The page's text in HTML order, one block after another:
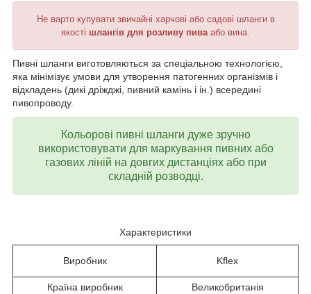
Не варто купувати звичайні харчові або садові шланги в
якості шлангів для розливу пиваабо вина.
Пивні шланги виготовляються за спеціальною технологією,
яка мінімізує умови для утворення патогенних організмів і
відкладень (дикі дріжджі, пивний камінь і ін.) всередині
пивопроводу.
Кольорові пивні шланги дуже зручно
використовувати для маркування пивних або
газових ліній на довгих дистанціях або при
складній розводці.
Характеристики
Виробник Kflex
Країна виробник
Великобританія